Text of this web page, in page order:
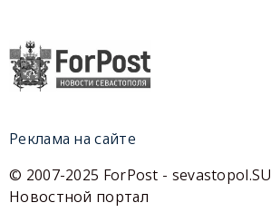
Реклама на сайте
© 2007-2025 ForPost - sevastopol.SU
Новостной портал